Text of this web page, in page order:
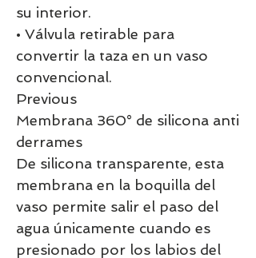
su interior.
• Válvula retirable para
convertir la taza en un vaso
convencional.
Previous
Membrana 360° de silicona anti
derrames
De silicona transparente, esta
membrana en la boquilla del
vaso permite salir el paso del
agua únicamente cuando es
presionado por los labios del